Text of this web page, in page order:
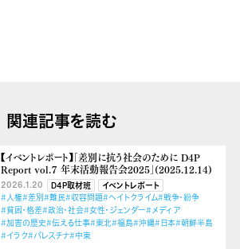
関連記事を読む
【イベントレポート】「差別に抗う社会のために D4P
Report vol.７ 年末活動報告会2025」(2025.12.14)
2026.1.20 D4P取材班
イベントレポート
#人権#差別#難民#収容問題#ヘイトクライム#戦争・紛争
#貧困・格差#政治・社会#女性・ジェンダー#メディア
#加害の歴史#伝える仕事#東北#福島#沖縄#日本#朝鮮半島
#イラク#パレスチナ#中東